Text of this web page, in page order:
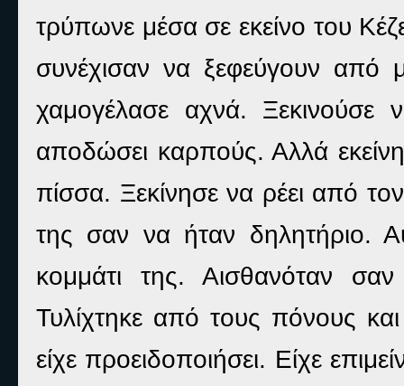
τρύπωνε μέσα σε εκείνο του
συνέχισαν να ξεφεύγουν από
χαμογέλασε αχνά. Ξεκινούσε
αποδώσει καρπούς. Αλλά
πίσσα. Ξεκίνησε να ρέει από
της σαν να ήταν δηλητήριο.
κομμάτι της. Αισθανόταν
Τυλίχτηκε από τους πόνους
είχε προειδοποιήσει. Είχε